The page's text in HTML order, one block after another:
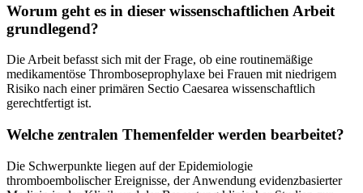
Worum geht es in dieser wissenschaftlichen Arbeit
grundlegend?
Die Arbeit befasst sich mit der Frage, ob eine routinemäßige
medikamentöse Thromboseprophylaxe bei Frauen mit niedrigem
Risiko nach einer primären Sectio Caesarea wissenschaftlich
gerechtfertigt ist.
Welche zentralen Themenfelder werden bearbeitet?
Die Schwerpunkte liegen auf der Epidemiologie
thromboembolischer Ereignisse, der Anwendung evidenzbasierter